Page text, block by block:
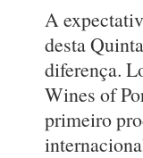
A
desta
diferença.
Wines of
primeiro